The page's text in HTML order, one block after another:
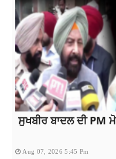
ਸੁਖਬੀਰ ਬਾਦਲ ਦੀ PM
Aug 07, 2026 5:45 Pm